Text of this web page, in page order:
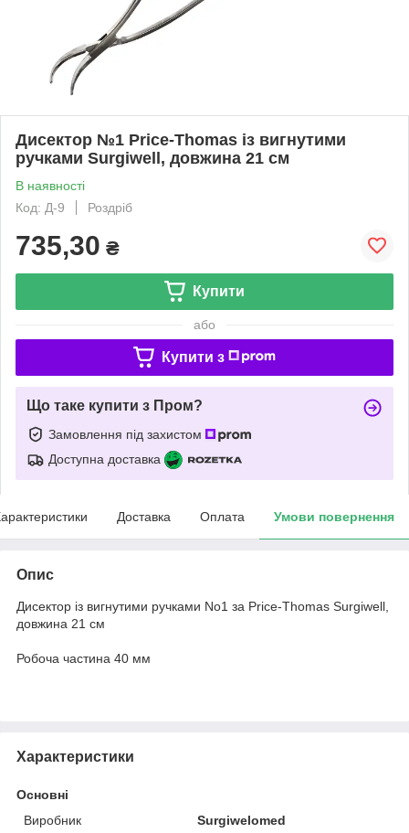
Дисектор №1 Price-Thomas із вигнутими
ручками Surgiwell, довжина 21 см
В наявності
Код: Д-9
Роздріб
735,30 ₴
Купити
або
Купити з
Що таке купити з Пром?
Замовлення під захистом
Доступна доставка
Доставка Оплата Умови повернення
Опис
Дисектор із вигнутими ручками No1 за Price-Thomas Surgiwell,
довжина 21 см
Робоча частина 40 мм
Характеристики
Основні
Виробник
Surgiwelomed